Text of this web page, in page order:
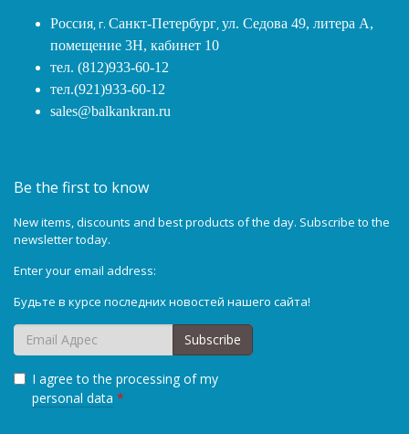
Россия, г. Санкт-Петербург,ул. Седова 49, литера А,
помещение 3Н, кабинет 10
тел. (812)933-60-12
тел.(921)933-60-12
sales@balkankran.ru
Be the first to know
New items, discounts and best products of the day. Subscribe to the
newsletter today.
Enter your email address:
Будьте в курсе последних новостей нашего сайта!
I agree to the processing of my
personal data *
Subscribe